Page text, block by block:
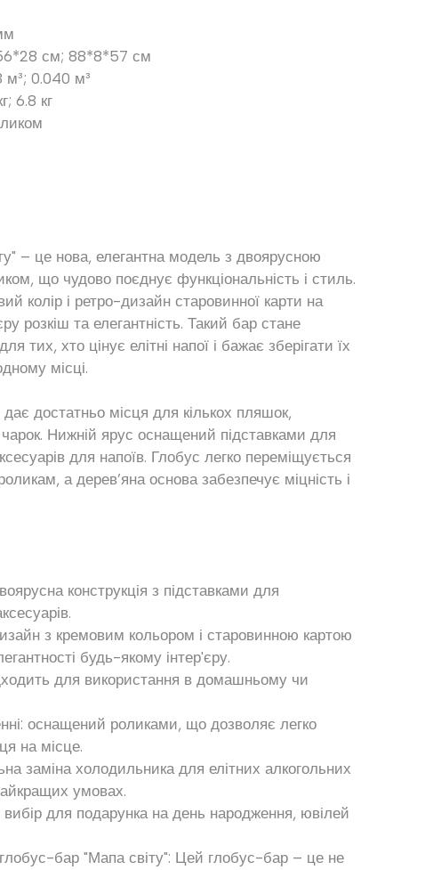
см; 88*8*57 см
м³; 0.040 м³
6.8 кг
– це нова, елегантна модель з двоярусною
що чудово поєднує функціональність і стиль.
колір і ретро-дизайн старовинної карти на
розкіш та елегантність. Такий бар стане
тих, хто цінує елітні напої і бажає зберігати їх
місці.
достатньо місця для кількох пляшок,
Нижній ярус оснащений підставками для
для напоїв. Глобус легко переміщується
а дерев’яна основа забезпечує міцність і
конструкція з підставками для
з кремовим кольором і старовинною картою
будь-якому інтер'єру.
для використання в домашньому чи
оснащений роликами, що дозволяє легко
на місце.
заміна холодильника для елітних алкогольних
умовах.
для подарунка на день народження, ювілей
бар "Мапа світу": Цей глобус-бар – це не